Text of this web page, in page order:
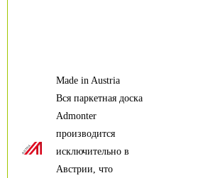
Made in Austria
Вся паркетная доска
Admonter
производится
исключительно в
Австрии, что